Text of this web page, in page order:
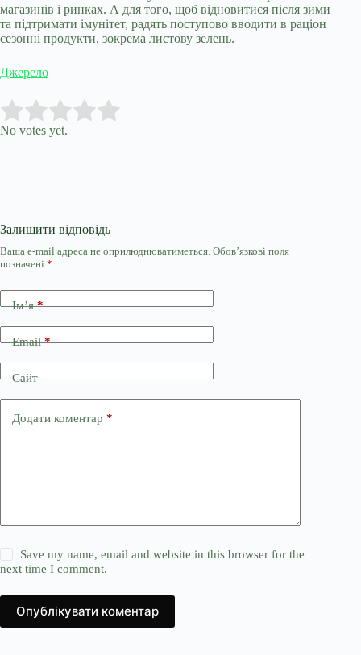
магазинів і ринках. А для того, щоб відновитися після зими
та підтримати імунітет, радять поступово вводити в раціон
сезонні продукти, зокрема листову зелень.
Джерело
Rate this item:
No votes yet.
Залишити відповідь
Ваша e-mail адреса не оприлюднюватиметься. Обов’язкові поля
позначені *
Ім’я*
Email*
Сайт
Додати коментар *
Save my name, email and website in this browser for the
next time I comment.
Опублікувати коментар